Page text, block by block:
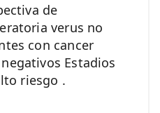
de
verus no
con cancer
Estadios
riesgo .